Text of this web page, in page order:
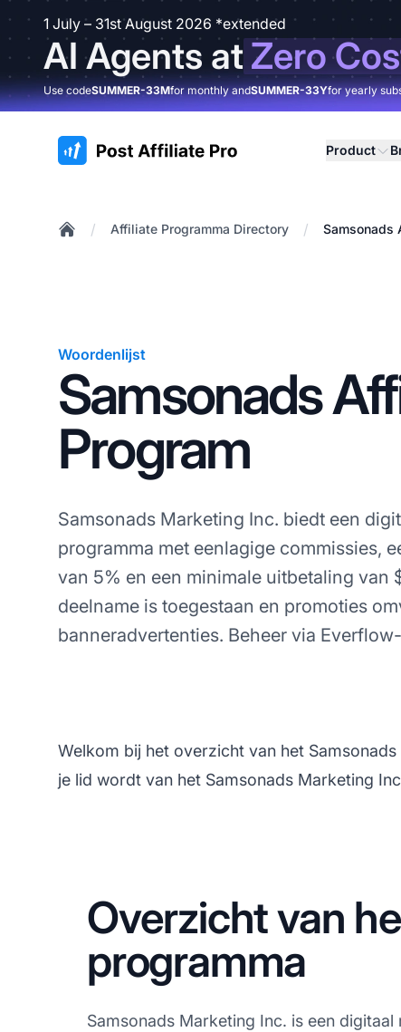
1 July – 31st August 2026 *extended
AI Agents atZero
Use codeSUMMER-33Mfor monthly andSUMMER-33Yfor yearly
:site.title Product
/ Affiliate Programma Directory / Samsonads
Woordenlijst
Samsonads
Program
Samsonads Marketing Inc. biedt een
programma met eenlagige commissies,
van 5% en een minimale uitbetaling van
deelname is toegestaan en promoties
banneradvertenties. Beheer via
Welkom bij het overzicht van het
je lid wordt van het Samsonads Marketing
Overzicht van
programma
Samsonads Marketing Inc. is een